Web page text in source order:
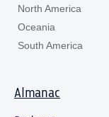
North America
Oceania
South America
Almanac